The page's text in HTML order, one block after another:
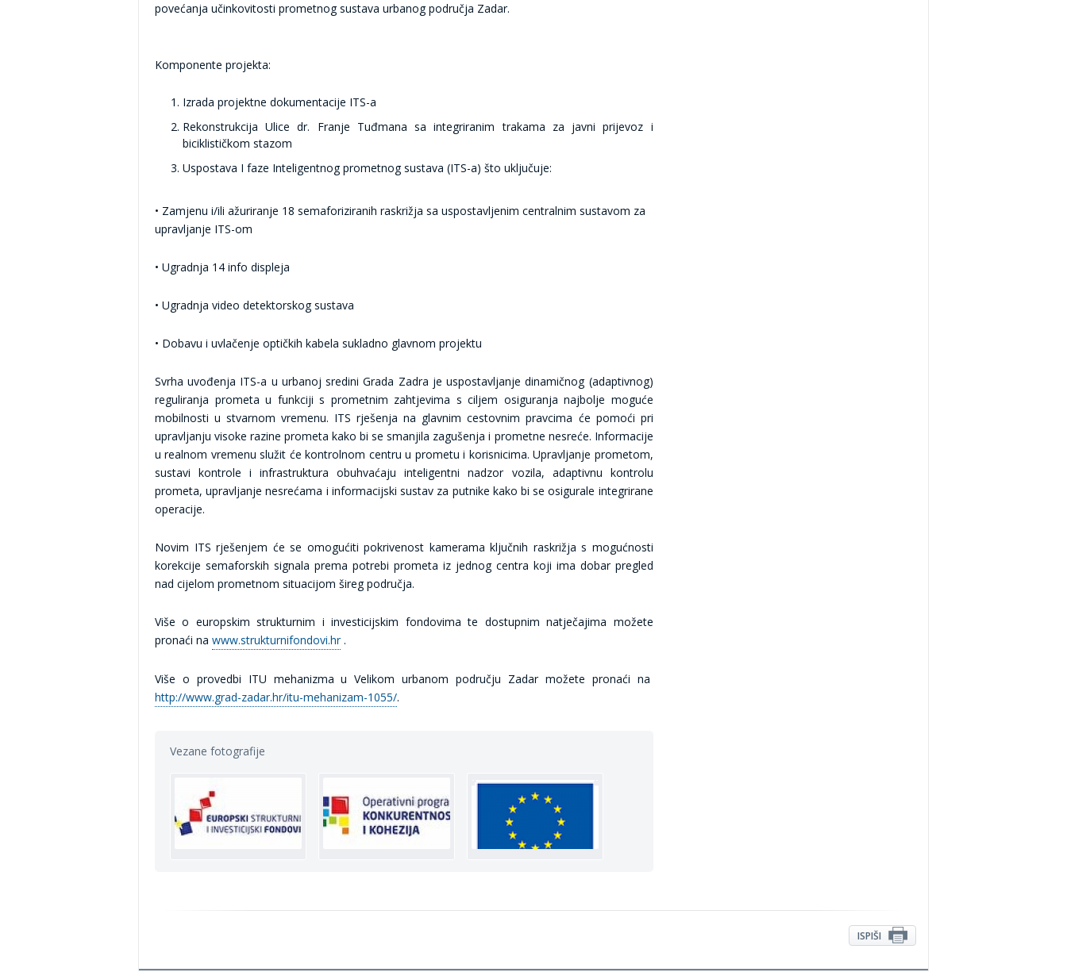
povećanja učinkovitosti prometnog sustava urbanog područja Zadar.
Komponente projekta:
Izrada projektne dokumentacije ITS-a
Rekonstrukcija Ulice dr. Franje Tuđmana sa integriranim trakama za javni prijevoz i
biciklističkom stazom
Uspostava I faze Inteligentnog prometnog sustava (ITS-a) što uključuje:
• Zamjenu i/ili ažuriranje 18 semaforiziranih raskrižja sa uspostavljenim centralnim sustavom za
upravljanje ITS-om
• Ugradnja 14 info displeja
• Ugradnja video detektorskog sustava
• Dobavu i uvlačenje optičkih kabela sukladno glavnom projektu
Svrha uvođenja ITS-a u urbanoj sredini Grada Zadra je uspostavljanje dinamičnog (adaptivnog)
reguliranja prometa u funkciji s prometnim zahtjevima s ciljem osiguranja najbolje moguće
mobilnosti u stvarnom vremenu. ITS rješenja na glavnim cestovnim pravcima će pomoći pri
upravljanju visoke razine prometa kako bi se smanjila zagušenja i prometne nesreće. Informacije
u realnom vremenu služit će kontrolnom centru u prometu i korisnicima. Upravljanje prometom,
sustavi kontrole i infrastruktura obuhvaćaju inteligentni nadzor vozila, adaptivnu kontrolu
prometa, upravljanje nesrećama i informacijski sustav za putnike kako bi se osigurale integrirane
operacije.
Novim ITS rješenjem će se omogućiti pokrivenost kamerama ključnih raskrižja s mogućnosti
korekcije semaforskih signala prema potrebi prometa iz jednog centra koji ima dobar pregled
nad cijelom prometnom situacijom šireg područja.
Više o europskim strukturnim i investicijskim fondovima te dostupnim natječajima možete
pronaći na www.strukturnifondovi.hr.
Više o provedbi ITU mehanizma u Velikom urbanom području Zadar možete pronaći na
http://www.grad-zadar.hr/itu-mehanizam-1055/.
Vezane fotografije
ISPIŠI